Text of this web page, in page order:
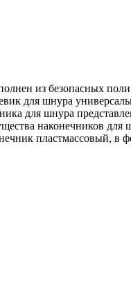
из безопасных
для шнура
для шнура
наконечников
пластмассовый, в